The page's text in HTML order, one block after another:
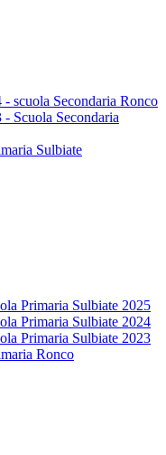
scuola Secondaria Ronco
Scuola Secondaria
Sulbiate
Primaria Sulbiate 2025
Primaria Sulbiate 2024
Primaria Sulbiate 2023
Ronco